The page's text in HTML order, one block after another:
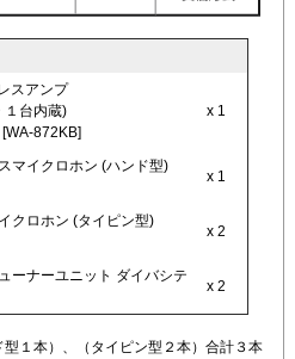
スアンプ
１台内蔵)
872KB]
x 1
マイクロホン (ハンド型)
x 1
クロホン (タイピン型)
x 2
ナーユニット ダイバシテ
x 2
１本）、（タイピン型２本）合計３本